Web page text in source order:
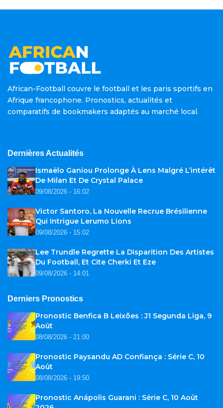
African-Football couvre le football et les paris sportifs en
Afrique francophone. Pronostics, actualités et
comparatifs de bookmakers adaptés au marché local.
Dernières Actualités
Ismaëlo Ganiou Prolonge À Lens Malgré L’intérêt
De Milan Et De Crystal Palace
09/08/2026 - 16:02
Victor Santoro, La Nouvelle Recrue Brésilienne
Qui Intrigue Lerumo Lions
09/08/2026 - 15:02
Lee Trundle Regrette La Disparition Des Artistes
Du Football, Et Cite Cherki Et Eze
09/08/2026 - 14:01
Derniers Pronostics
Pronostic Benfica B Leixões : J1 Segunda Liga, 9
Août
08/08/2026 - 21:00
Pronostic Paysandu AD Confiança : Série C, 10
Août
08/08/2026 - 19:50
Pronostic Anápolis Guarani : Série C, 10 Août